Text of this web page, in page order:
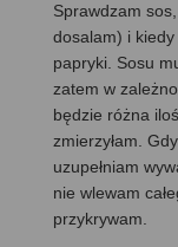
Sprawdzam
dosalam) i
papryki. Sosu
zatem w
będzie różna
zmierzyłam.
uzupełniam
nie wlewam
przykrywam.